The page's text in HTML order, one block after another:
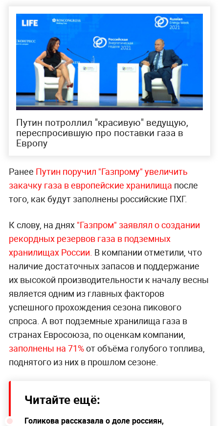
Путин потроллил "красивую" ведущую,
переспросившую про поставки газа в
Европу
Ранее Путин поручил "Газпрому" увеличить
закачку газа в европейские хранилища после
того, как будут заполнены российские ПХГ.
К слову, на днях "Газпром" заявлял о создании
рекордных резервов газа в подземных
хранилищах России. В компании отметили, что
наличие достаточных запасов и поддержание
их высокой производительности к началу весны
является одним из главных факторов
успешного прохождения сезона пикового
спроса. А вот подземные хранилища газа в
странах Евросоюза, по оценкам компании,
заполнены на 71%от объёма голубого топлива,
поднятого из них в прошлом сезоне.
Читайте ещё:
Голикова рассказала о доле россиян,